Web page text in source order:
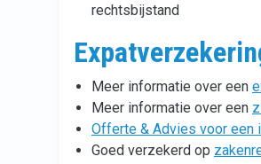
rechtsbijstand
Meer informatie over een
Meer informatie over een
Offerte & Advies voor een
Goed verzekerd op